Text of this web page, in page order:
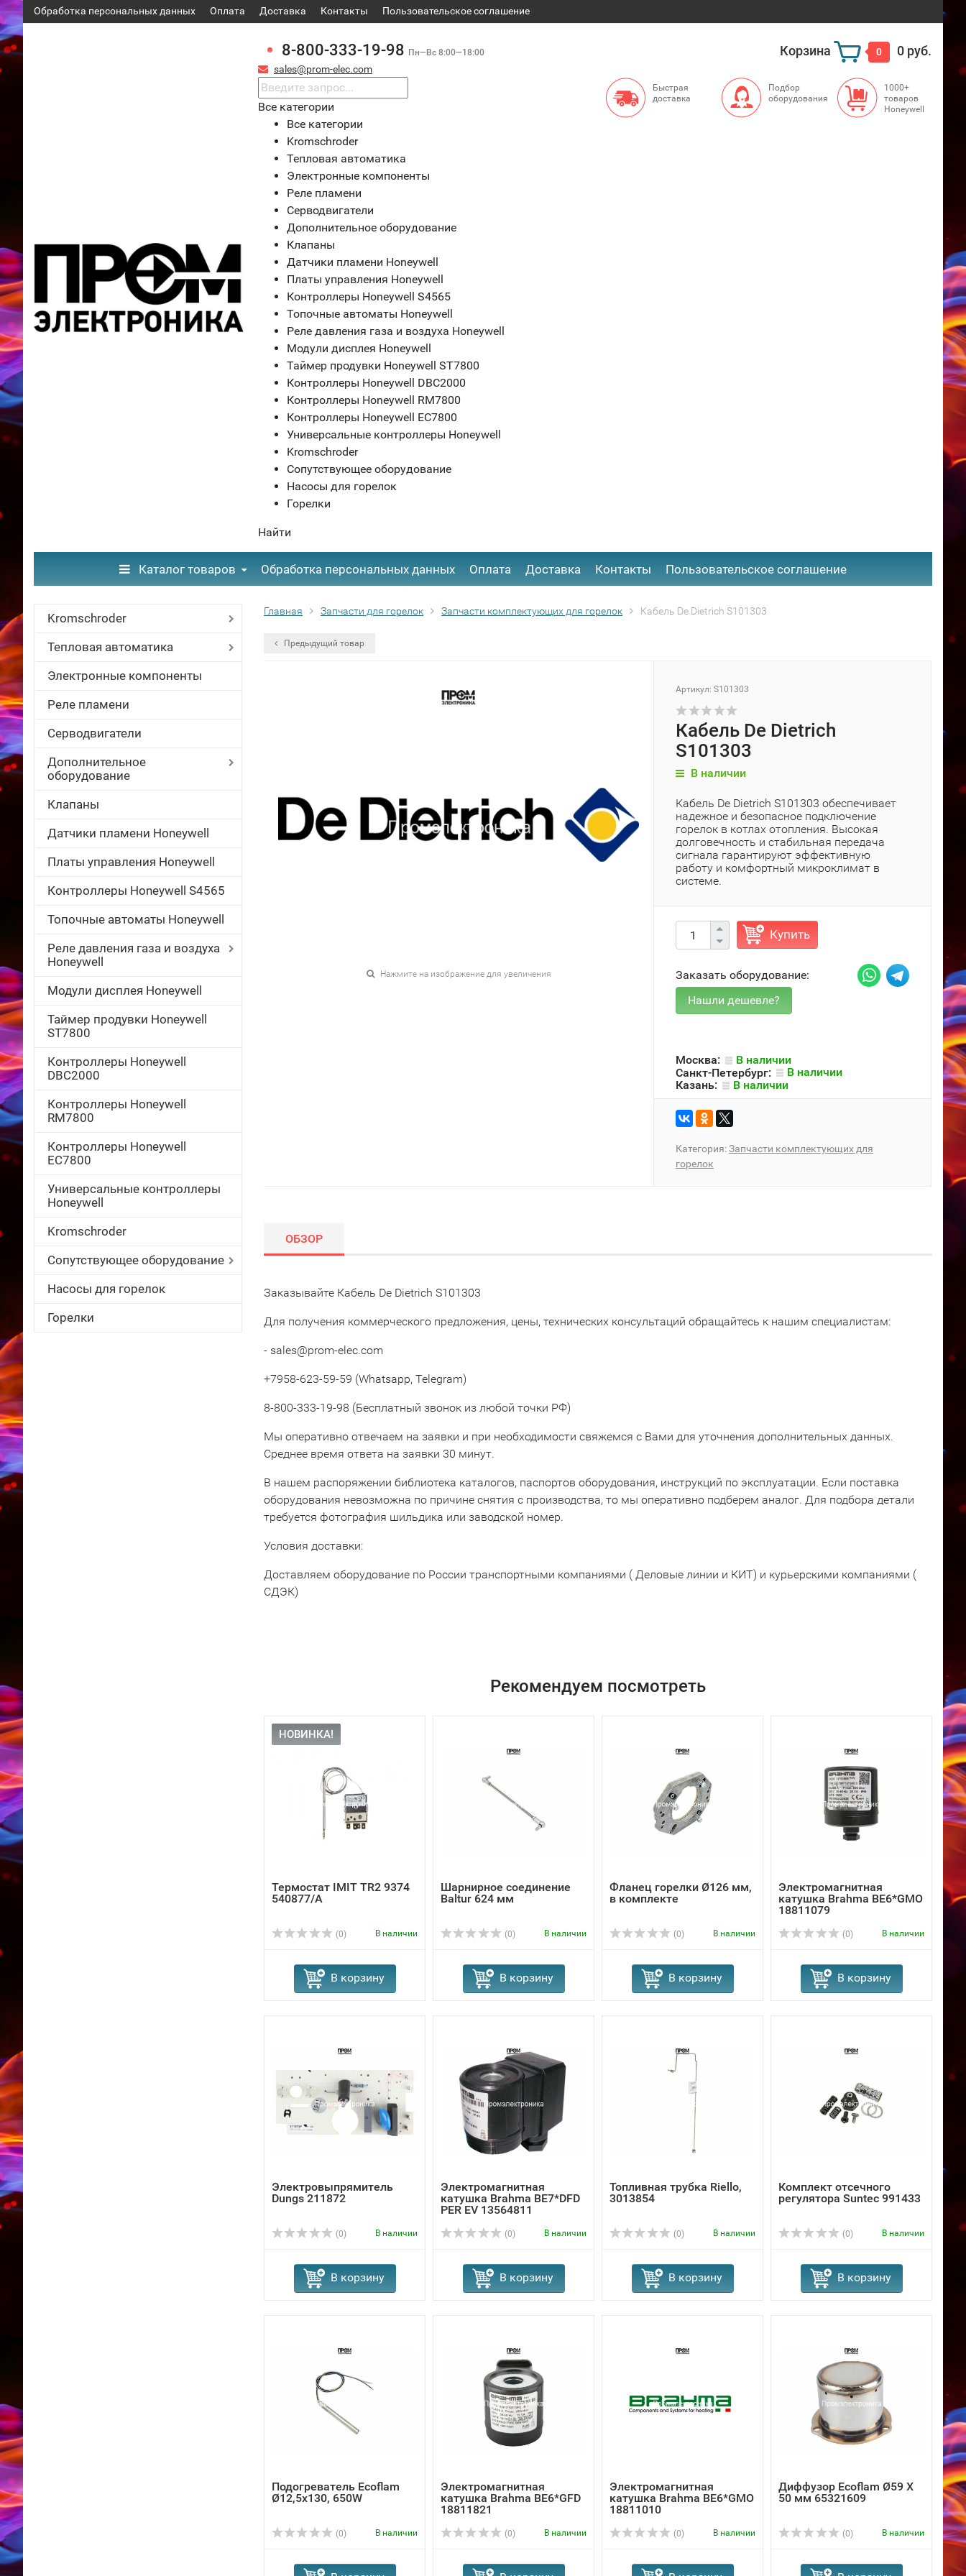
Обработка персональных данных Оплата Доставка Контакты ​Пользовательское соглашение
8-800-333-19-98 Пн—Вс 8:00—18:00
sales@prom-elec.com
Корзина 0 0 руб.
Все категории
Все категории
Kromschroder
Тепловая автоматика
Электронные компоненты
Реле пламени
Серводвигатели
Дополнительное оборудование
Клапаны
Датчики пламени Honeywell
Платы управления Honeywell
Контроллеры Honeywell S4565
Топочные автоматы Honeywell
Реле давления газа и воздуха Honeywell
Модули дисплея Honeywell
Таймер продувки Honeywell ST7800
Контроллеры Honeywell DBC2000
Контроллеры Honeywell RM7800
Контроллеры Honeywell EC7800
Универсальные контроллеры Honeywell
Kromschroder
Сопутствующее оборудование
Насосы для горелок
Горелки
Найти
Быстрая
доставка
Подбор
оборудования
1000+
товаров
Honeywell
Каталог товаров Обработка персональных данных Оплата Доставка Контакты ​Пользовательское соглашение
Kromschroder
Тепловая автоматика
Электронные компоненты
Реле пламени
Серводвигатели
Дополнительное
оборудование
Клапаны
Датчики пламени Honeywell
Платы управления Honeywell
Контроллеры Honeywell S4565
Топочные автоматы Honeywell
Реле давления газа и воздуха
Honeywell
Модули дисплея Honeywell
Таймер продувки Honeywell
ST7800
Контроллеры Honeywell
DBC2000
Контроллеры Honeywell
RM7800
Контроллеры Honeywell
EC7800
Универсальные контроллеры
Honeywell
Kromschroder
Сопутствующее оборудование
Насосы для горелок
Горелки
Главная Запчасти для горелок Запчасти комплектующих для горелок Кабель De Dietrich S101303
Предыдущий товар
Нажмите на изображение для увеличения
Артикул: S101303
Кабель De Dietrich
S101303
В наличии
Кабель De Dietrich S101303 обеспечивает
надежное и безопасное подключение
горелок в котлах отопления. Высокая
долговечность и стабильная передача
сигнала гарантируют эффективную
работу и комфортный микроклимат в
системе.
Купить
Заказать оборудование:
Москва:
В наличии
Санкт-Петербург:
В наличии
Казань:
В наличии
Категория:Запчасти комплектующих для
горелок
ОБЗОР
Заказывайте Кабель De Dietrich S101303
Для получения коммерческого предложения, цены, технических консультаций обращайтесь к нашим специалистам:
- sales@prom-elec.com
+7958-623-59-59 (Whatsapp, Telegram)
8-800-333-19-98 (Бесплатный звонок из любой точки РФ)
Мы оперативно отвечаем на заявки и при необходимости свяжемся с Вами для уточнения дополнительных данных.
Среднее время ответа на заявки 30 минут.
В нашем распоряжении библиотека каталогов, паспортов оборудования, инструкций по эксплуатации. Если поставка
оборудования невозможна по причине снятия с производства, то мы оперативно подберем аналог. Для подбора детали
требуется фотография шильдика или заводской номер.
Условия доставки:
Доставляем оборудование по России транспортными компаниями ( Деловые линии и КИТ) и курьерскими компаниями (
СДЭК)
Рекомендуем посмотреть
НОВИНКА!
Термостат IMIT TR2 9374
540877/A
(0) В наличии
В корзину
Шарнирное соединение
Baltur 624 мм
(0) В наличии
В корзину
Фланец горелки Ø126 мм,
в комплекте
(0) В наличии
В корзину
Электромагнитная
катушка Brahma BE6*GMO
18811079
(0) В наличии
В корзину
Электровыпрямитель
Dungs 211872
(0) В наличии
В корзину
Электромагнитная
катушка Brahma BE7*DFD
PER EV 13564811
(0) В наличии
В корзину
Топливная трубка Riello,
3013854
(0) В наличии
В корзину
Комплект отсечного
регулятора Suntec 991433
(0) В наличии
В корзину
Подогреватель Ecoflam
Ø12,5x130, 650W
(0) В наличии
Электромагнитная
катушка Brahma BE6*GFD
18811821
(0) В наличии
Электромагнитная
катушка Brahma BE6*GMO
18811010
(0) В наличии
Диффузор Ecoflam Ø59 X
50 мм 65321609
(0) В наличии